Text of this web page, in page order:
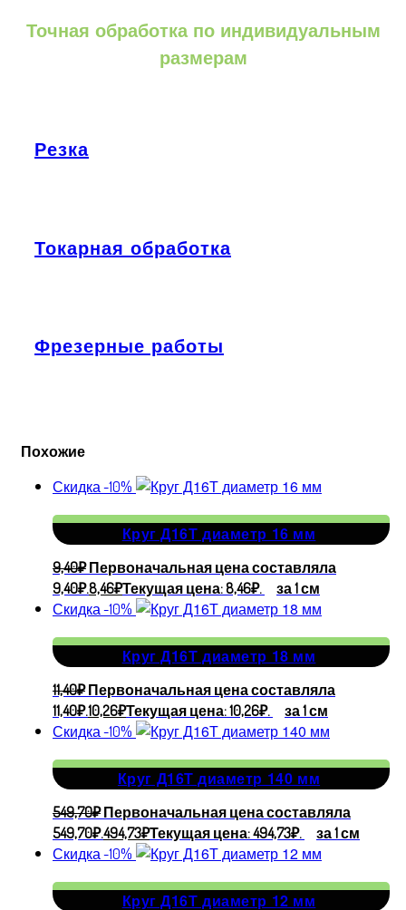
Точная обработка по индивидуальным
размерам
Резка
Токарная обработка
Фрезерные работы
Похожие
Скидка -10%
Круг Д16Т диаметр 16 мм
9,40₽ Первоначальная цена составляла
9,40₽.8,46₽Текущая цена: 8,46₽.
за 1 см
Скидка -10%
Круг Д16Т диаметр 18 мм
11,40₽ Первоначальная цена составляла
11,40₽.10,26₽Текущая цена: 10,26₽.
за 1 см
Скидка -10%
Круг Д16Т диаметр 140 мм
549,70₽ Первоначальная цена составляла
549,70₽.494,73₽Текущая цена: 494,73₽.
за 1 см
Скидка -10%
Круг Д16Т диаметр 12 мм